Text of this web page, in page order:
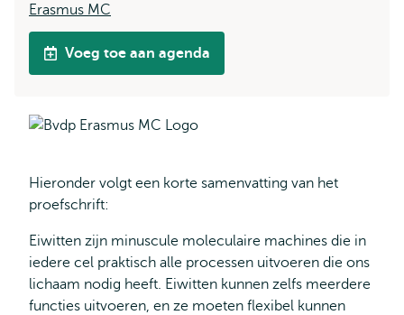
Erasmus MC
Voeg toe aan agenda
Hieronder volgt een korte samenvatting van het
proefschrift:
Eiwitten zijn minuscule moleculaire machines die in
iedere cel praktisch alle processen uitvoeren die ons
lichaam nodig heeft. Eiwitten kunnen zelfs meerdere
functies uitvoeren, en ze moeten flexibel kunnen